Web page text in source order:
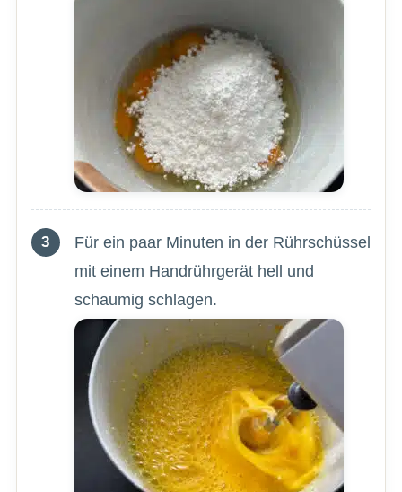
Für ein paar Minuten in der Rührschüssel
mit einem Handrührgerät hell und
schaumig schlagen.